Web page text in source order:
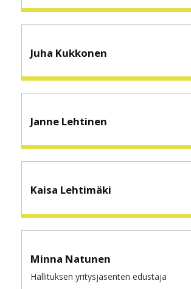
Juha Kukkonen
Janne Lehtinen
Kaisa Lehtimäki
Minna Natunen
Hallituksen yritysjäsenten edustaja